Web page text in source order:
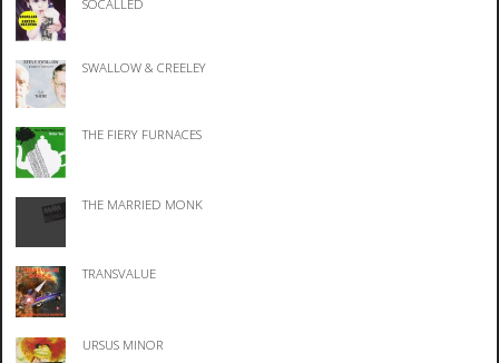
SOCALLED
SWALLOW & CREELEY
THE FIERY FURNACES
THE MARRIED MONK
TRANSVALUE
URSUS MINOR